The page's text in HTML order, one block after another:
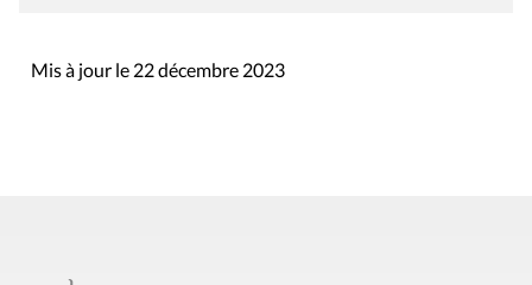
Mis à jour le 22 décembre 2023